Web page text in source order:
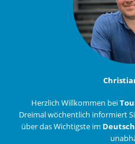
Herzlich Willkommen bei
Dreimal wöchentlich informiert
über das Wichtigste im